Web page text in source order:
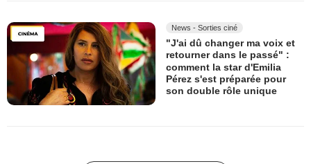
News - Sorties ciné
"J'ai dû changer ma voix et
retourner dans le passé" :
comment la star d'Emilia
Pérez s'est préparée pour
son double rôle unique